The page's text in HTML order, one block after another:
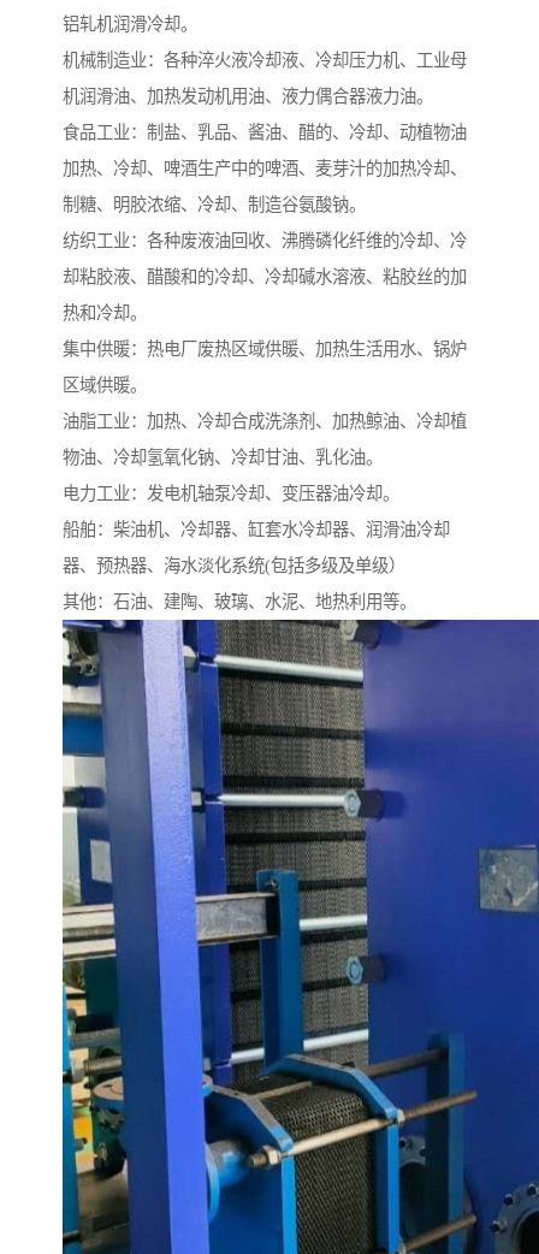
铝轧机润滑冷却。
机械制造业：各种淬火液冷却液、冷却压力机、工业母
机润滑油、加热发动机用油、液力偶合器液力油。
食品工业：制盐、乳品、酱油、醋的、冷却、动植物油
加热、冷却、啤酒生产中的啤酒、麦芽汁的加热冷却、
制糖、明胶浓缩、冷却、制造谷氨酸钠。
纺织工业：各种废液油回收、沸腾磷化纤维的冷却、冷
却粘胶液、醋酸和的冷却、冷却碱水溶液、粘胶丝的加
热和冷却。
集中供暖：热电厂废热区域供暖、加热生活用水、锅炉
区域供暖。
油脂工业：加热、冷却合成洗涤剂、加热鲸油、冷却植
物油、冷却氢氧化钠、冷却甘油、乳化油。
电力工业：发电机轴泵冷却、变压器油冷却。
船舶：柴油机、冷却器、缸套水冷却器、润滑油冷却
器、预热器、海水淡化系统(包括多级及单级）
其他：石油、建陶、玻璃、水泥、地热利用等。